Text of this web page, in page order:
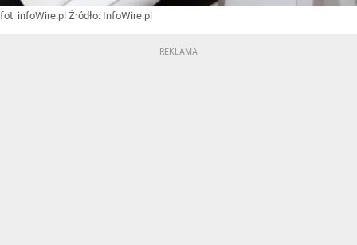
fot. infoWire.pl Źródło: InfoWire.pl